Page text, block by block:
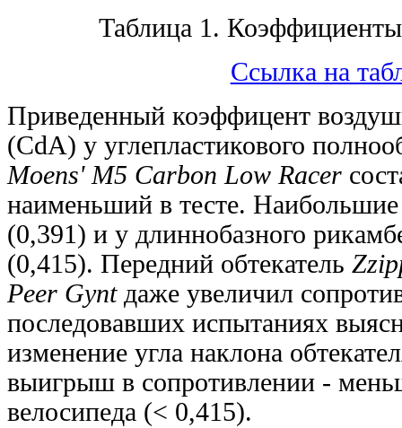
Таблица 1.
Ссылка на
Приведенный коэффицент
(CdA) у углепластикового
Moens' M5 Carbon Low Racer
наименьший в тесте. Наибольшие
(0,391) и у длиннобазного
(0,415). Передний обтекатель
Peer Gyntдаже увеличил
последовавших испытаниях
изменение угла наклона
выигрыш в сопротивлении -
велосипеда (< 0,415).